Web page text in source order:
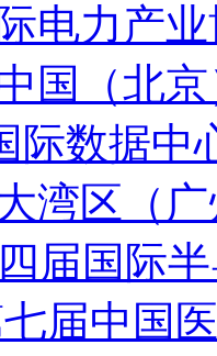
电力产
国（北
际数据
湾区（
届国际
届中国